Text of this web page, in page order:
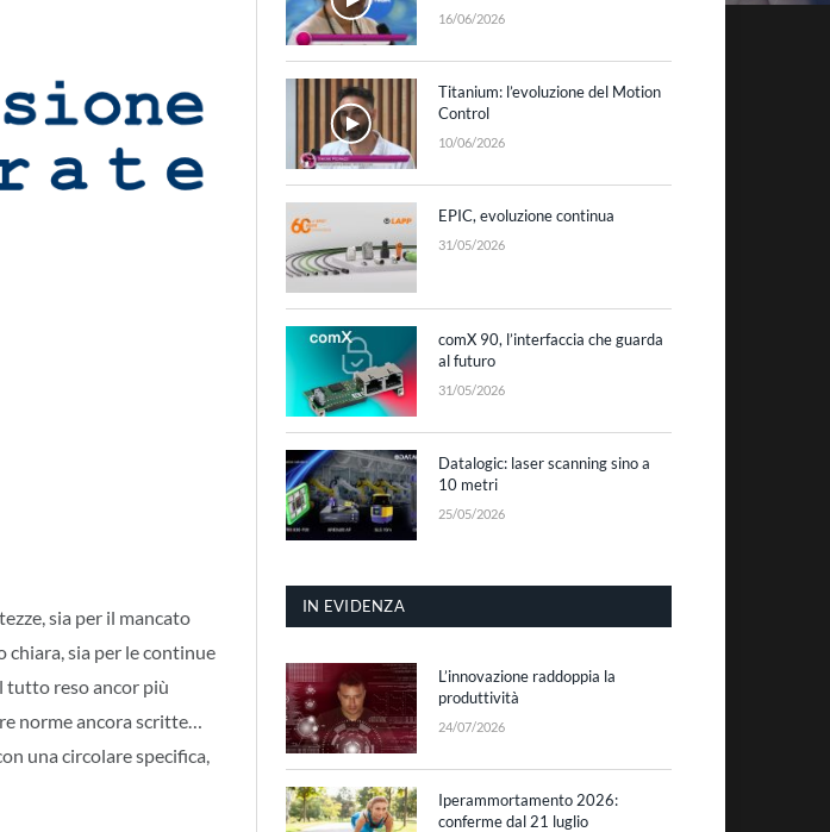
sia per il mancato
chiara, sia per le continue
tutto reso ancor più
norme ancora scritte…
una circolare specifica,
16/06/2026
Titanium: l’evoluzione del Motion
Control
10/06/2026
EPIC, evoluzione continua
31/05/2026
comX 90, l’interfaccia che guarda
al futuro
31/05/2026
Datalogic: laser scanning sino a
10 metri
25/05/2026
IN EVIDENZA
L’innovazione raddoppia la
produttività
24/07/2026
Iperammortamento 2026:
conferme dal 21 luglio